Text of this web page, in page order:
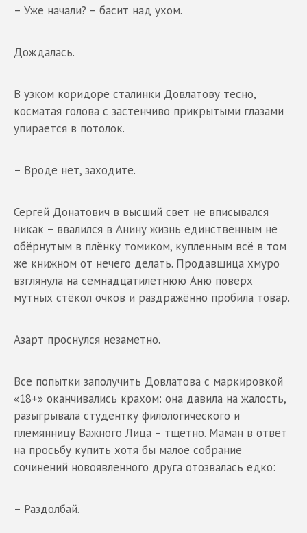
– Уже начали? – басит над ухом.
Дождалась.
В узком коридоре сталинки Довлатову тесно,
косматая голова с застенчиво прикрытыми глазами
упирается в потолок.
– Вроде нет, заходите.
Сергей Донатович в высший свет не вписывался
никак – ввалился в Анину жизнь единственным не
обёрнутым в плёнку томиком, купленным всё в том
же книжном от нечего делать. Продавщица хмуро
взглянула на семнадцатилетнюю Аню поверх
мутных стёкол очков и раздражённо пробила товар.
Азарт проснулся незаметно.
Все попытки заполучить Довлатова с маркировкой
«18+» оканчивались крахом: она давила на жалость,
разыгрывала студентку филологического и
племянницу Важного Лица – тщетно. Маман в ответ
на просьбу купить хотя бы малое собрание
сочинений новоявленного друга отозвалась едко:
– Раздолбай.